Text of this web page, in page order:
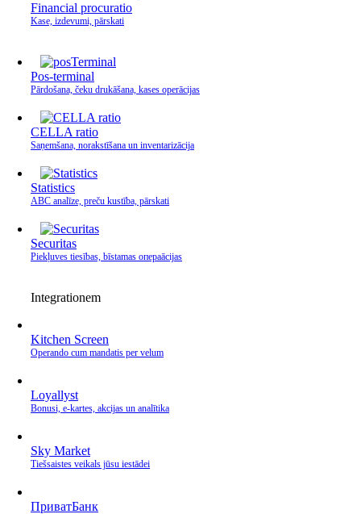
Financial procuratio
Kase, izdevumi, pārskati
Pos-terminal
Pārdošana, čeku drukāšana, kases operācijas
CELLA ratio
Saņemšana, norakstīšana un inventarizācija
Statistics
ABC analīze, preču kustība, pārskati
Securitas
Piekļuves tiesības, bīstamas операācijas
Integrationem
Kitchen Screen
Operando cum mandatis per velum
Loyallyst
Bonusi, e‑kartes, akcijas un analītika
Sky Market
Tiešsaistes veikals jūsu iestādei
ПриватБанк